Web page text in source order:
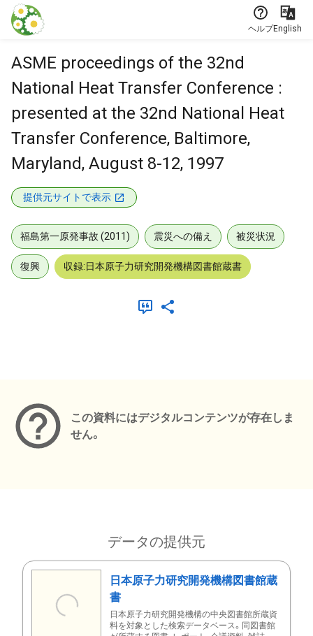
本文に飛ぶ
ヘルプEnglish
ASME proceedings of the 32nd
National Heat Transfer Conference :
presented at the 32nd National Heat
Transfer Conference, Baltimore,
Maryland, August 8-12, 1997
提供元サイトで表示
福島第一原発事故 (2011) 震災への備え 被災状況
復興 収録:日本原子力研究開発機構図書館蔵書
この資料にはデジタルコンテンツが存在しま
せん。
データの提供元
日本原子力研究開発機構図書館蔵
書
日本原子力研究開発機構の中央図書館所蔵資
料を対象とした検索データベース。同図書館